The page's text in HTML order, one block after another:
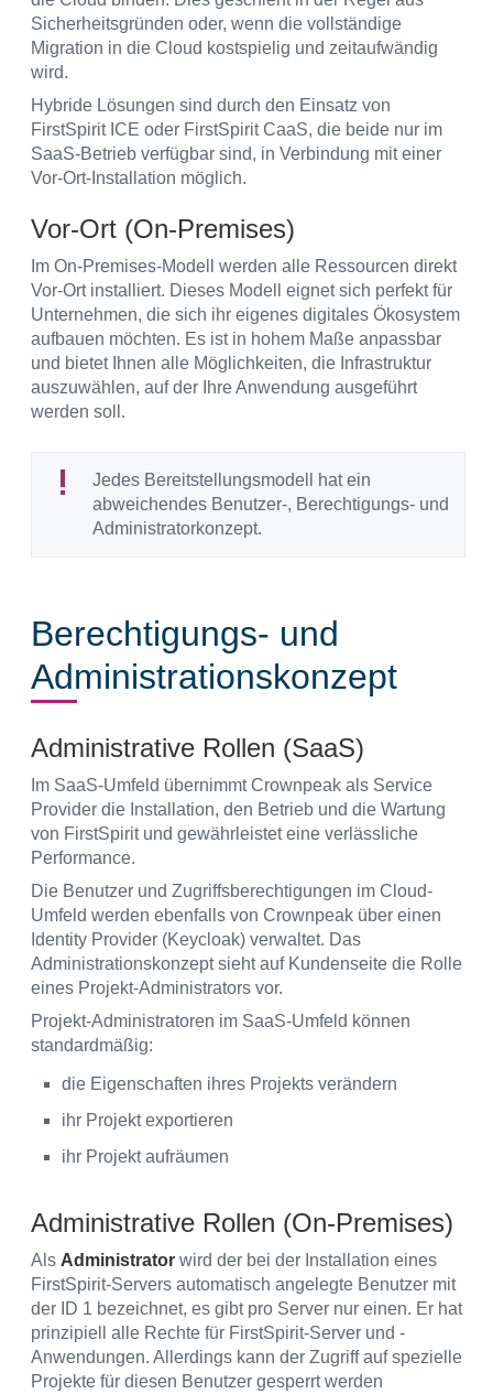
Sicherheitsgründen oder, wenn die vollständige
Migration in die Cloud kostspielig und zeitaufwändig
wird.
Hybride Lösungen sind durch den Einsatz von
FirstSpirit ICE oder FirstSpirit CaaS, die beide nur im
SaaS-Betrieb verfügbar sind, in Verbindung mit einer
Vor-Ort-Installation möglich.
Vor-Ort (On-Premises)
Im On-Premises-Modell werden alle Ressourcen direkt
Vor-Ort installiert. Dieses Modell eignet sich perfekt für
Unternehmen, die sich ihr eigenes digitales Ökosystem
aufbauen möchten. Es ist in hohem Maße anpassbar
und bietet Ihnen alle Möglichkeiten, die Infrastruktur
auszuwählen, auf der Ihre Anwendung ausgeführt
werden soll.
Jedes Bereitstellungsmodell hat ein
abweichendes Benutzer-, Berechtigungs- und
Administratorkonzept.
Berechtigungs- und
Administrationskonzept
Administrative Rollen (SaaS)
Im SaaS-Umfeld übernimmt Crownpeak als Service
Provider die Installation, den Betrieb und die Wartung
von FirstSpirit und gewährleistet eine verlässliche
Performance.
Die Benutzer und Zugriffsberechtigungen im Cloud-
Umfeld werden ebenfalls von Crownpeak über einen
Identity Provider (Keycloak) verwaltet. Das
Administrationskonzept sieht auf Kundenseite die Rolle
eines Projekt-Administrators vor.
Projekt-Administratoren im SaaS-Umfeld können
standardmäßig:
die Eigenschaften ihres Projekts verändern
ihr Projekt exportieren
ihr Projekt aufräumen
Administrative Rollen (On-Premises)
Als Administrator wird der bei der Installation eines
FirstSpirit-Servers automatisch angelegte Benutzer mit
der ID 1 bezeichnet, es gibt pro Server nur einen. Er hat
prinzipiell alle Rechte für FirstSpirit-Server und -
Anwendungen. Allerdings kann der Zugriff auf spezielle
Projekte für diesen Benutzer gesperrt werden